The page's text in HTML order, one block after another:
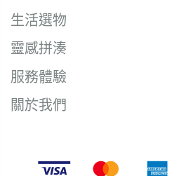
生活選物
靈感拼湊
服務體驗
關於我們
付款方式